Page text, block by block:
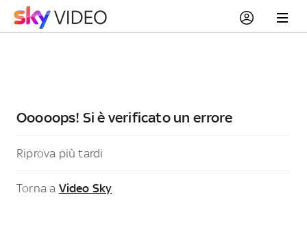
Ooooops! Si è verificato un errore
Riprova più tardi
Torna a Video Sky